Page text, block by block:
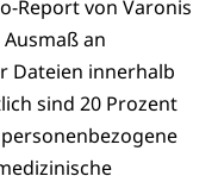
Report von Varonis
an
Dateien innerhalb
sind 20 Prozent